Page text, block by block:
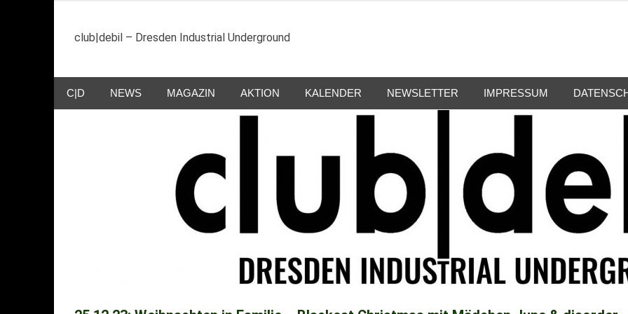
springen
club|debil – Dresden Industrial Underground
C|D NEWS MAGAZIN AKTION KALENDER NEWSLETTER IMPRESSUM